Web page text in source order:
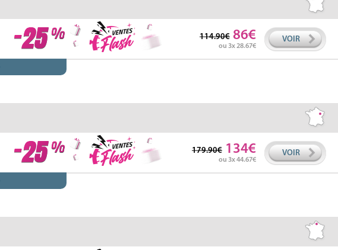
114.90 86
ou 3x 28.67
VOIR
179.90 134
ou 3x 44.67
VOIR